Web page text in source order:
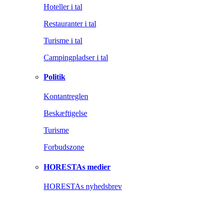
Hoteller i tal
Restauranter i tal
Turisme i tal
Campingpladser i tal
Politik
Kontantreglen
Beskæftigelse
Turisme
Forbudszone
HORESTAs medier
HORESTAs nyhedsbrev